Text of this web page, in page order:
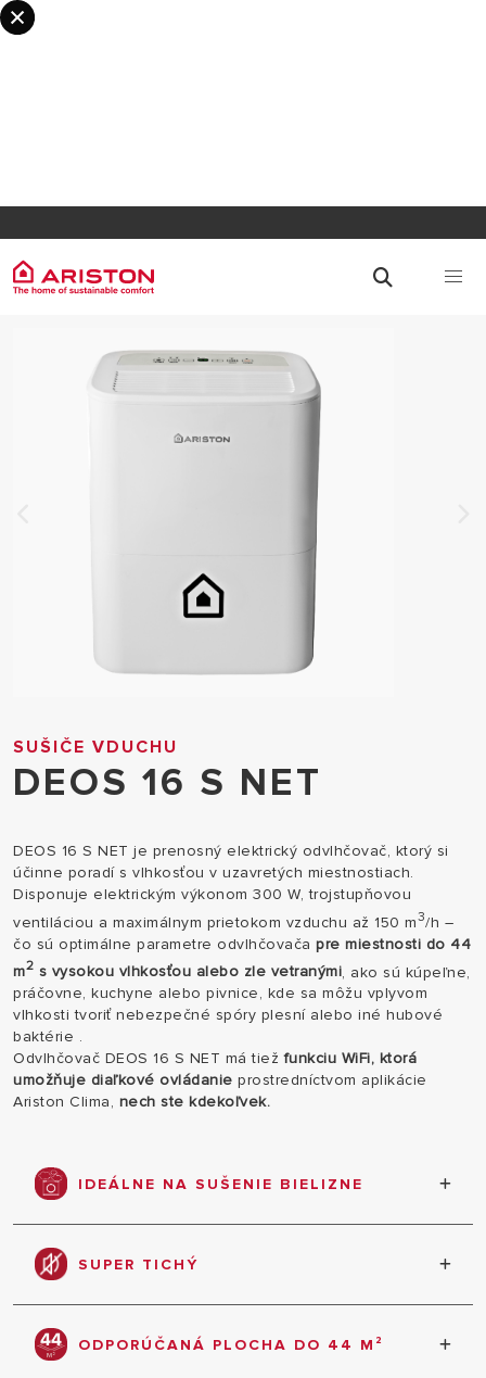
SUŠIČE VDUCHU
DEOS 16 S NET
DEOS 16 S NET je prenosný elektrický odvlhčovač, ktorý si
účinne poradí s vlhkosťou v uzavretých miestnostiach.
Disponuje elektrickým výkonom 300 W, trojstupňovou
ventiláciou a maximálnym prietokom vzduchu až 150 m3/h –
čo sú optimálne parametre odvlhčovača pre miestnosti do 44
m2 s vysokou vlhkosťou alebo zle vetranými , ako sú kúpeľne,
práčovne, kuchyne alebo pivnice, kde sa môžu vplyvom
vlhkosti tvoriť nebezpečné spóry plesní alebo iné hubové
baktérie .
Odvlhčovač DEOS 16 S NET má tiežfunkciu WiFi, ktorá
umožňuje diaľkové ovládanie prostredníctvom aplikácie
Ariston Clima, nech ste kdekoľvek.
IDEÁLNE NA SUŠENIE BIELIZNE
Vďaka svojmu maximálnemu výkonu, trom úrovniam
ventilácie a maximálnemu prietoku vzduchu 150
m³/h je DEOS 16 S NET dokonalým zariadením na
SUPER TICHÝ
Tichý chod odvlhčovača zaisťuje komfort
používania v každej miestnosti.
ODPORÚČANÁ PLOCHA DO 44 M²